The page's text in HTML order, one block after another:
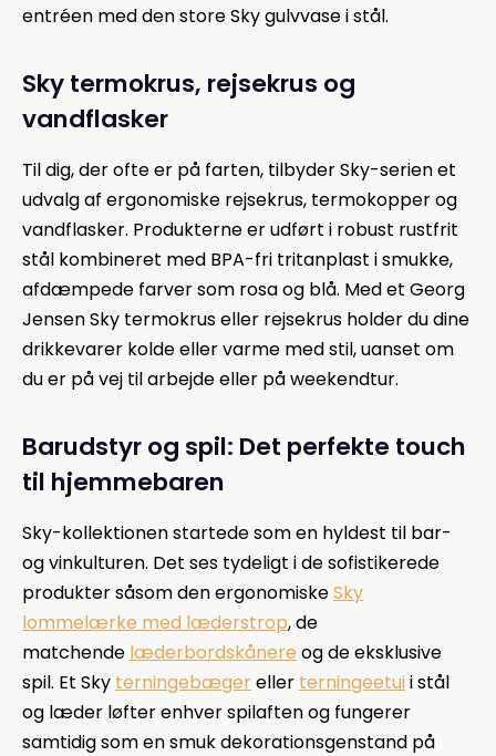
entréen med den store Sky gulvvase i stål.
Sky termokrus, rejsekrus og
vandflasker
Til dig, der ofte er på farten, tilbyder Sky-serien et
udvalg af ergonomiske rejsekrus, termokopper og
vandflasker. Produkterne er udført i robust rustfrit
stål kombineret med BPA-fri tritanplast i smukke,
afdæmpede farver som rosa og blå. Med et Georg
Jensen Sky termokrus eller rejsekrus holder du dine
drikkevarer kolde eller varme med stil, uanset om
du er på vej til arbejde eller på weekendtur.
Barudstyr og spil: Det perfekte touch
til hjemmebaren
Sky-kollektionen startede som en hyldest til bar-
og vinkulturen. Det ses tydeligt i de sofistikerede
produkter såsom den ergonomiskeSky
lommelærke med læderstrop, de
matchende læderbordskånere og de eksklusive
spil. Et Sky terningebægereller terningeetuii stål
og læder løfter enhver spilaften og fungerer
samtidig som en smuk dekorationsgenstand på